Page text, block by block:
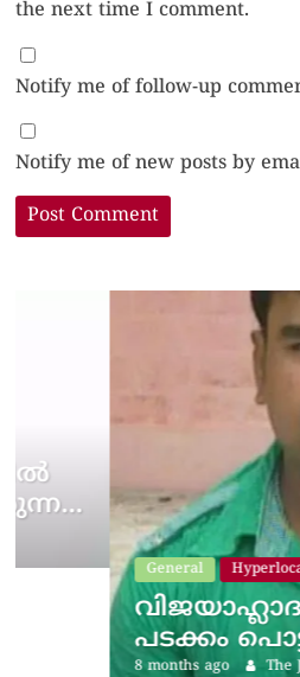
the next time I comment.
Notify me of follow-up
Notify me of new posts by
General Hyperlocal
പടക്കം
8 months ago The Journal